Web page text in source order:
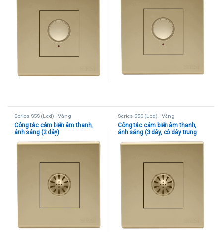
Series S5S (Led) - Vàng
Công tắc cảm biến âm thanh,
ánh sáng (2 dây)
Series S5S (Led) - Vàng
Công tắc cảm biến âm thanh,
ánh sáng (3 dây, có dây trung